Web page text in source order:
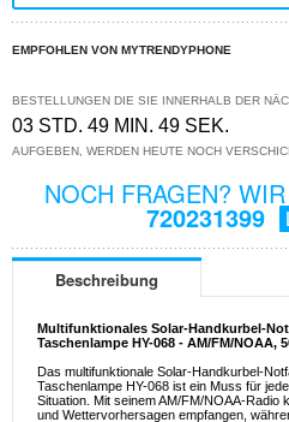
EMPFOHLEN VON MYTRENDYPHONE
BESTELLUNGEN DIE SIE INNERHALB DER
03 STD. 49 MIN. 48 SEK.
AUFGEBEN, WERDEN HEUTE NOCH
NOCH FRAGEN?
720231399
Beschreibung
Multifunktionales Solar-Handkurbel-
Taschenlampe HY-068 - AM/FM/NOAA,
Das multifunktionale Solar-Handkurbel-
Taschenlampe HY-068 ist ein Muss für
Situation. Mit seinem AM/FM/NOAA-Radio
und Wettervorhersagen empfangen,